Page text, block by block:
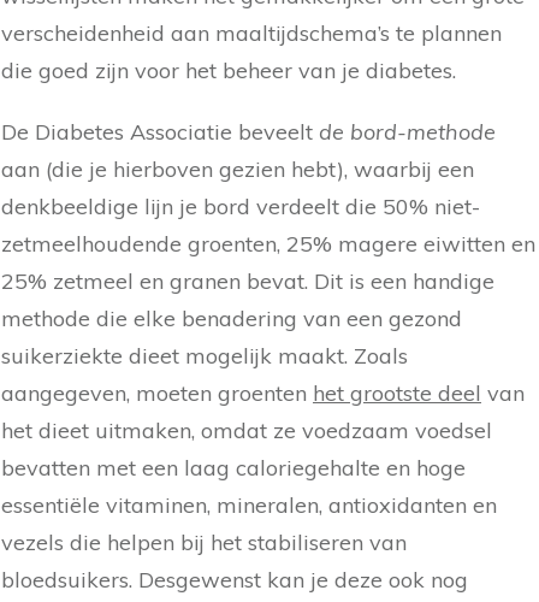
verscheidenheid aan maaltijdschema’s te plannen
die goed zijn voor het beheer van je diabetes.
De Diabetes Associatie beveelt de bord-methode
aan (die je hierboven gezien hebt), waarbij een
denkbeeldige lijn je bord verdeelt die 50% niet-
zetmeelhoudende groenten, 25% magere eiwitten en
25% zetmeel en granen bevat. Dit is een handige
methode die elke benadering van een gezond
suikerziekte dieet mogelijk maakt. Zoals
aangegeven, moeten groenten het grootste deel van
het dieet uitmaken, omdat ze voedzaam voedsel
bevatten met een laag caloriegehalte en hoge
essentiële vitaminen, mineralen, antioxidanten en
vezels die helpen bij het stabiliseren van
bloedsuikers. Desgewenst kan je deze ook nog